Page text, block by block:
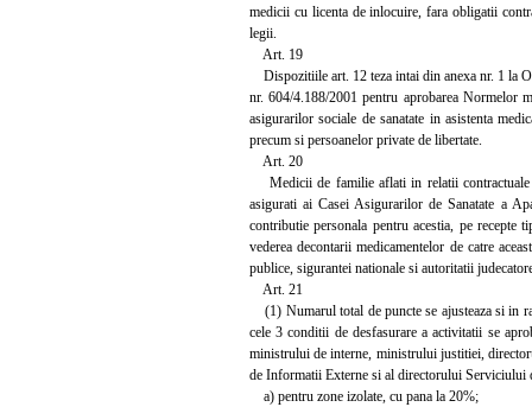
medicii cu licenta de inlocuire, fara obligatii
legii.
Art. 19
Dispozitiile art. 12 teza intai din anexa nr. 1 la
nr. 604/4.188/2001 pentru aprobarea Normelor
asigurarilor sociale de sanatate in asistenta
precum si persoanelor private de libertate.
Art. 20
Medicii de familie aflati in relatii contractuale
asigurati ai Casei Asigurarilor de Sanatate a
contributie personala pentru acestia, pe
vederea decontarii medicamentelor de catre
publice, sigurantei nationale si autoritatii
Art. 21
(1) Numarul total de puncte se ajusteaza si in
cele 3 conditii de desfasurare a activitatii se
ministrului de interne, ministrului justitiei,
de Informatii Externe si al directorului Serviciului
a) pentru zone izolate, cu pana la 20%;